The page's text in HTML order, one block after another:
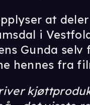
at
i
Gunda
hennes fra